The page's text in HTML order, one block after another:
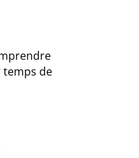
temps de